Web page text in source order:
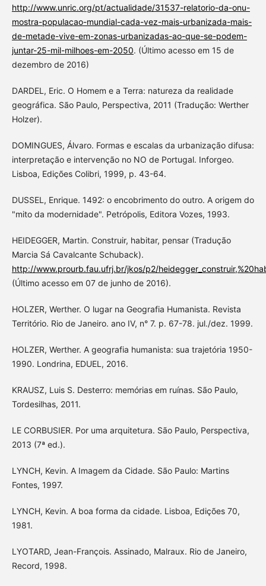
http://www.unric.org/pt/actualidade/31537-relatorio-da-onu-
mostra-populacao-mundial-cada-vez-mais-urbanizada-mais-
de-metade-vive-em-zonas-urbanizadas-ao-que-se-podem-
juntar-25-mil-milhoes-em-2050. (Último acesso em 15 de
dezembro de 2016)
DARDEL, Eric. O Homem e a Terra: natureza da realidade
geográfica. São Paulo, Perspectiva, 2011 (Tradução: Werther
Holzer).
DOMINGUES, Álvaro. Formas e escalas da urbanização difusa:
interpretação e intervenção no NO de Portugal. Inforgeo.
Lisboa, Edições Colibri, 1999, p. 43-64.
DUSSEL, Enrique. 1492: o encobrimento do outro. A origem do
"mito da modernidade". Petrópolis, Editora Vozes, 1993.
HEIDEGGER, Martin. Construir, habitar, pensar (Tradução
Marcia Sá Cavalcante Schuback).
http://www.prourb.fau.ufrj.br/jkos/p2/
(Último acesso em 07 de junho de 2016).
HOLZER, Werther. O lugar na Geografia Humanista. Revista
Território. Rio de Janeiro. ano IV, n° 7. p. 67-78. jul./dez. 1999.
HOLZER, Werther. A geografia humanista: sua trajetória 1950-
1990. Londrina, EDUEL, 2016.
KRAUSZ, Luis S. Desterro: memórias em ruínas. São Paulo,
Tordesilhas, 2011.
LE CORBUSIER. Por uma arquitetura. São Paulo, Perspectiva,
2013 (7ª ed.).
LYNCH, Kevin. A Imagem da Cidade. São Paulo: Martins
Fontes, 1997.
LYNCH, Kevin. A boa forma da cidade. Lisboa, Edições 70,
1981.
LYOTARD, Jean-François. Assinado, Malraux. Rio de Janeiro,
Record, 1998.